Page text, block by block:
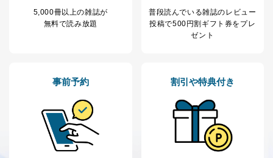
当社の従業者の個
人情報
人事、総務などの雇用管理等のた
定期購読サービス
等をご利用の方の
個人情報
ル等による商品、
サービス、キャンペーン等の広告
に関するご案内のため
SNS公式アカウン
トに登録された方
当社のサービス利用状況の把握お
お問い合わせ対応、トラブル対
処、オペレーター教育など応対品
5,000冊以上の雑誌が
無料で読み放題
普段読んでいる雑誌のレビュー
投稿で500円割ギフト券をプレ
ゼント
事前予約 割引や特典付き